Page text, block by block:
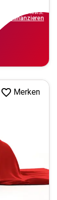
inkl.MwSt.
finanzieren
Merken